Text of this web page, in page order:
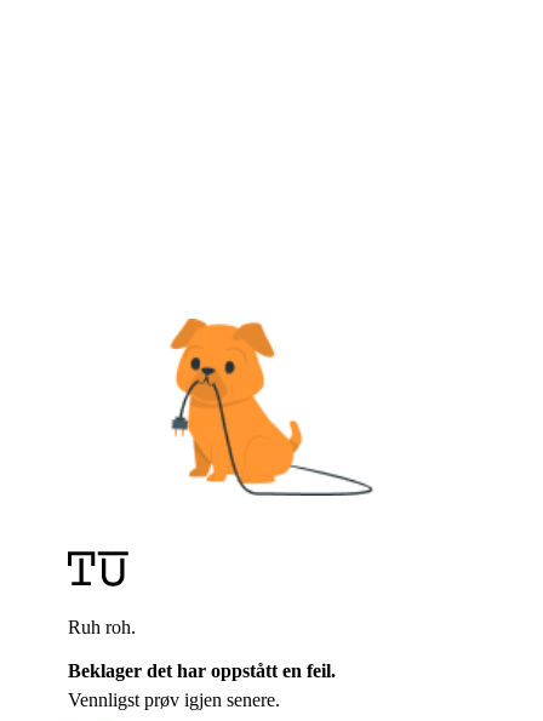
Ruh roh.
Beklager det har oppstått en feil.
Vennligst prøv igjen senere.